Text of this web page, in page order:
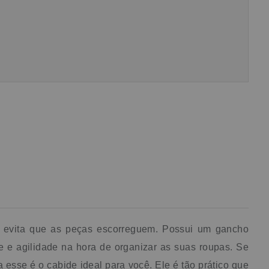
que as peças escorreguem. Possui um gancho
e agilidade na hora de organizar as suas roupas. Se
é o cabide ideal para você. Ele é tão prático que